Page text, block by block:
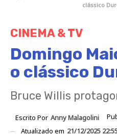
clássico
CINEMA & TV
Domingo
o clássico
Bruce Willis
Escrito Por Anny Malagolini
Atualizado em 21/12/2025